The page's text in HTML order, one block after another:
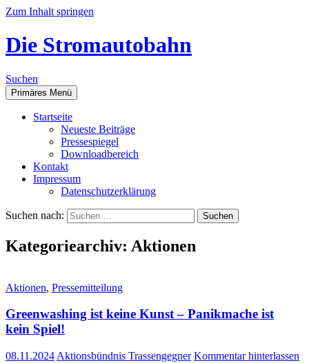
Zum Inhalt springen
Die Stromautobahn
Suchen
Primäres Menü
Start­sei­te
Neu­es­te Beiträge
Pres­se­spie­gel
Down­load­be­reich
Kon­takt
Impres­sum
Daten­schutz­er­klä­rung
Suchen nach:
Kategoriearchiv: Aktionen
Aktionen, Pressemitteilung
Green­wa­shing ist kei­ne Kunst – Panik­ma­che ist
kein Spiel!
08.11.2024 Aktionsbündnis Trassengegner Kommentar hinterlassen